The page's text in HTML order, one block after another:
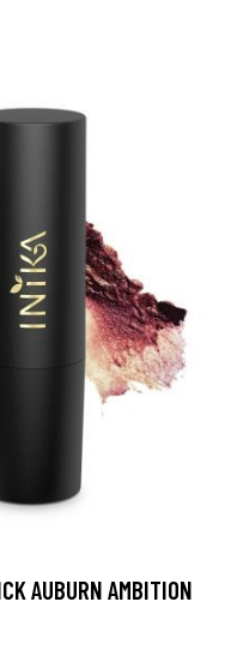
AUBURN AMBITION